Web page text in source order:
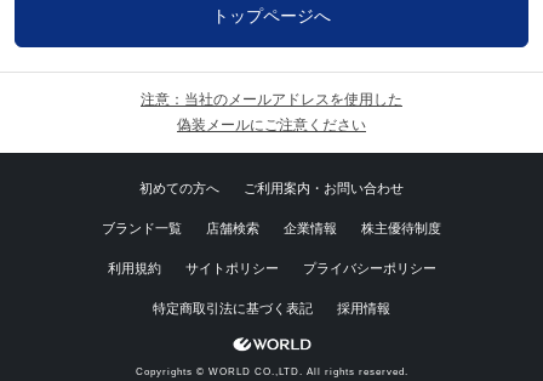
トップページへ
注意：当社のメールアドレスを使用した
偽装メールにご注意ください
初めての方へ ご利用案内・お問い合わせ
ブランド一覧 店舗検索 企業情報 株主優待制度
利用規約 サイトポリシー プライバシーポリシー
特定商取引法に基づく表記 採用情報
Copyrights © WORLD CO.,LTD. All rights reserved.